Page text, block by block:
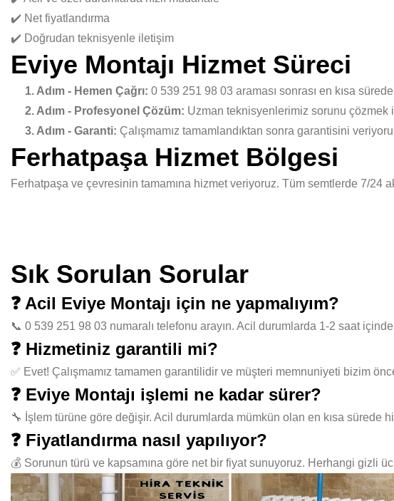
✔️ Net fiyatlandırma
✔️ Doğrudan teknisyenle iletişim
Eviye Montajı Hizmet Süreci
1. Adım - Hemen Çağrı: 0 539 251 98 03 araması sonrası en kısa
2. Adım - Profesyonel Çözüm: Uzman teknisyenlerimiz sorunu çözmek
3. Adım - Garanti: Çalışmamız tamamlandıktan sonra garantisini
Ferhatpaşa Hizmet Bölgesi
Ferhatpaşa ve çevresinin tamamına hizmet veriyoruz. Tüm semtlerde 7/24
Sık Sorulan Sorular
❓ Acil Eviye Montajı için ne yapmalıyım?
📞 0 539 251 98 03 numaralı telefonu arayın. Acil durumlarda 1-2 saat
❓ Hizmetiniz garantili mi?
✅ Evet! Çalışmamız tamamen garantilidir ve müşteri memnuniyeti bizim
❓ Eviye Montajı işlemi ne kadar sürer?
🔧 İşlem türüne göre değişir. Acil durumlarda mümkün olan en kısa sürede
❓ Fiyatlandırma nasıl yapılıyor?
💰 Sorunun türü ve kapsamına göre net bir fiyat sunuyoruz. Herhangi gizli